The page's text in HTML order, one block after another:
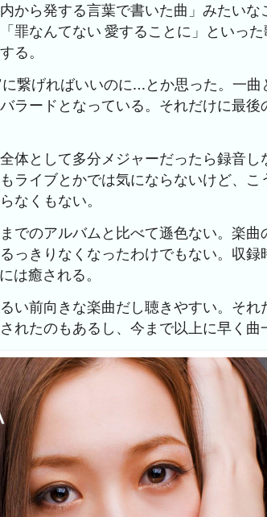
から発する言葉で書いた曲」みたい
罪なんてない 愛することに」といっ
る。
繋げればいいのに…とか思った。一
ラードとなっている。それだけに最
体として多分メジャーだったら録音
ライブとかでは気にならないけど、
なくもない。
でのアルバムと比べて遜色ない。楽
っきりなくなったわけでもない。収
は癒される。
い前向きな楽曲だし聴きやすい。そ
れたのもあるし、今まで以上に早く曲